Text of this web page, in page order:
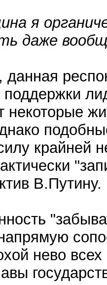
я
даже
данная
поддержки
некоторые
крайней
В.Путину.
нево